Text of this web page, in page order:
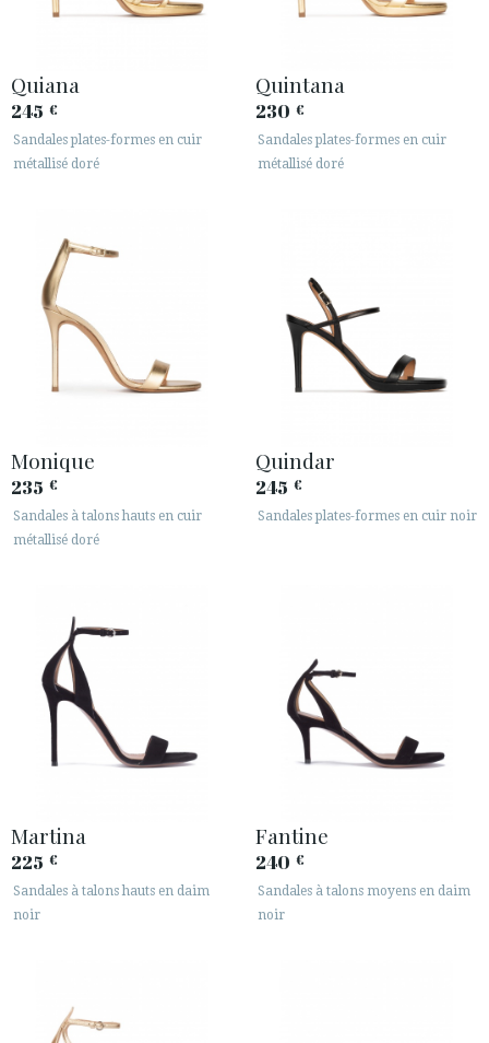
Quiana
245 €
Sandales plates-formes en cuir
métallisé doré
Quintana
230 €
Sandales plates-formes en cuir
métallisé doré
Monique
235 €
Sandales à talons hauts en cuir
métallisé doré
Quindar
245 €
Sandales plates-formes en cuir noir
Martina
225 €
Sandales à talons hauts en daim
noir
Fantine
240 €
Sandales à talons moyens en daim
noir